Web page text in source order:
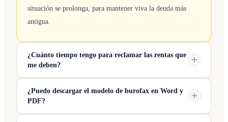
situación se prolonga, para mantener viva la deuda más
antigua.
¿Cuánto tiempo tengo para reclamar las rentas que
me deben?
¿Puedo descargar el modelo de burofax en Word y
PDF?